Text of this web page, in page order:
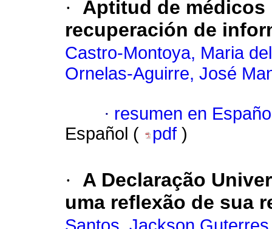
·
Aptitud de médicos
recuperación de
Castro-Montoya, Maria
Ornelas-Aguirre, José
· resumen en
Español (
pdf )
·
A Declaração
uma reflexão de sua